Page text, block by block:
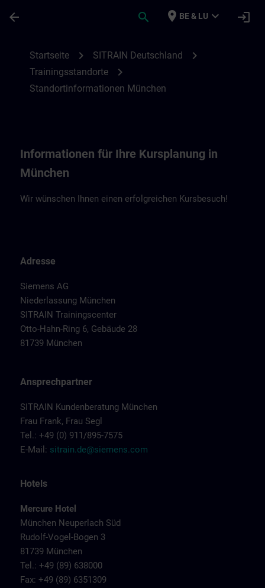
arrow_back search place BE & LU expand_more login
Startseite chevron_right SITRAIN Deutschland chevron_right
Trainingsstandorte chevron_right
Standortinformationen München
Informationen für Ihre Kursplanung in
München
Wir wünschen Ihnen einen erfolgreichen Kursbesuch!
Adresse
Siemens AG
Niederlassung München
SITRAIN Trainingscenter
Otto-Hahn-Ring 6, Gebäude 28
81739 München
Ansprechpartner
SITRAIN Kundenberatung München
Frau Frank, Frau Segl
Tel.: +49 (0) 911/895-7575
E-Mail: sitrain.de@siemens.com
Hotels
Mercure Hotel
München Neuperlach Süd
Rudolf-Vogel-Bogen 3
81739 München
Tel.: +49 (89) 638000
Fax: +49 (89) 6351309